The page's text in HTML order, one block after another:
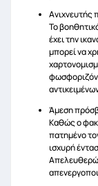
Ανιχνευτής
Το
έχει την
μπορεί να
Άμεση
Καθώς ο
πατημένο
ισχυρή